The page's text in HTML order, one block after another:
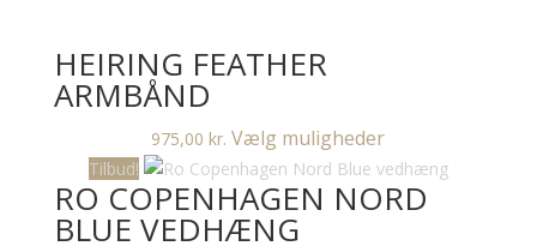
HEIRING FEATHER
ARMBÅND
975,00 kr. Vælg mulighederDette
vare
har
flere
Tilbud!
RO COPENHAGEN NORD
BLUE VEDHÆNG